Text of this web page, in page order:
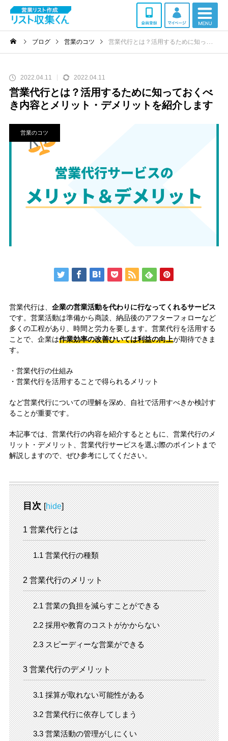
ブログ 営業のコツ 営業代行とは？活用するために知っておくべき内容とメリット・デメリットを紹介します
2022.04.11 2022.04.11
営業代行とは？活用するために知っておくべ
き内容とメリット・デメリットを紹介します
営業のコツ
営業代行は、 企業の営業活動を代わりに行なってくれるサービス
です。営業活動は準備から商談、納品後のアフターフォローなど
多くの工程があり、時間と労力を要します。営業代行を活用する
ことで、企業は作業効率の改善ひいては利益の向上が期待できま
す。
・営業代行の仕組み
・営業代行を活用することで得られるメリット
など営業代行についての理解を深め、自社で活用すべきか検討す
ることが重要です。
本記事では、営業代行の内容を紹介するとともに、営業代行のメ
リット・デメリット、営業代行サービスを選ぶ際のポイントまで
解説しますので、ぜひ参考にしてください。
目次 [hide]
1営業代行とは
1.1営業代行の種類
2営業代行のメリット
2.1営業の負担を減らすことができる
2.2採用や教育のコストがかからない
2.3スピーディーな営業ができる
3営業代行のデメリット
3.1採算が取れない可能性がある
3.2営業代行に依存してしまう
3.3営業活動の管理がしにくい